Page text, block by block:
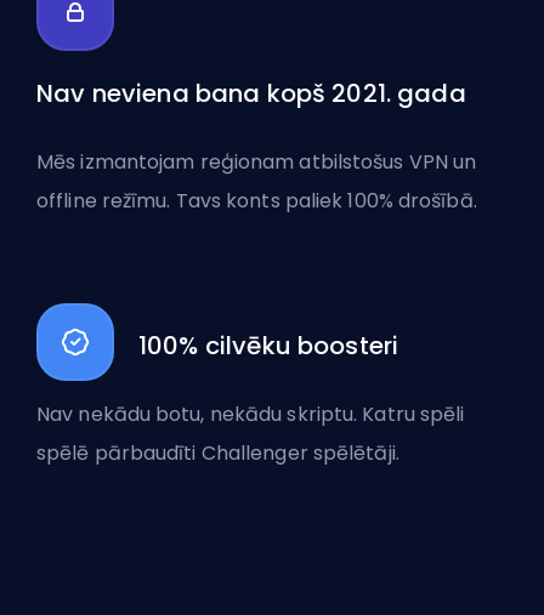
Nav neviena bana kopš 2021. gada
Mēs izmantojam reģionam atbilstošus VPN un
offline režīmu. Tavs konts paliek 100% drošībā.
100% cilvēku boosteri
Nav nekādu botu, nekādu skriptu. Katru spēli
spēlē pārbaudīti Challenger spēlētāji.